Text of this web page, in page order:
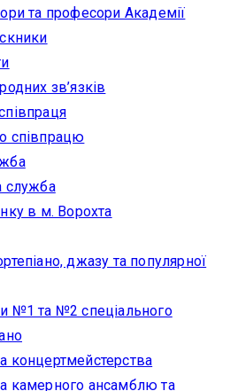
та професори Академії
зв’язків
співпрацю
служба
в м. Ворохта
джазу та популярної
№1 та №2 спеціального
концертмейстерства
камерного ансамблю та